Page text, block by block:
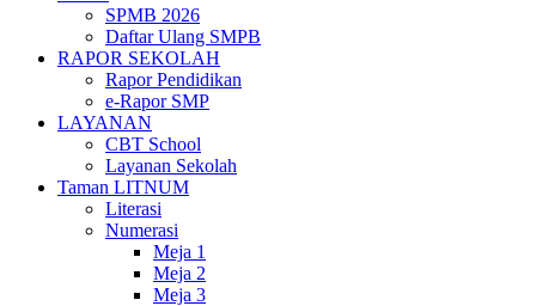
SPMB 2026
Daftar Ulang SMPB
RAPOR SEKOLAH
Rapor Pendidikan
e-Rapor SMP
LAYANAN
CBT School
Layanan Sekolah
Taman LITNUM
Literasi
Numerasi
Meja 1
Meja 2
Meja 3